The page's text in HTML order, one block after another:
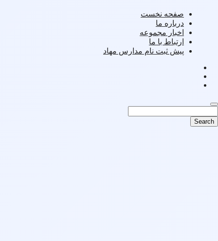
صفحه نخست
درباره ما
اخبار مجموعه
ارتباط با ما
پیش ثبت نام مدارس مهاد